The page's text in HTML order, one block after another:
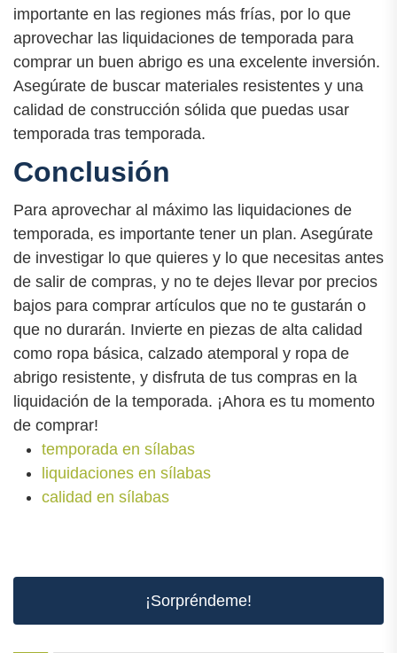
importante en las regiones más frías, por lo que
aprovechar las liquidaciones de temporada para
comprar un buen abrigo es una excelente inversión.
Asegúrate de buscar materiales resistentes y una
calidad de construcción sólida que puedas usar
temporada tras temporada.
Conclusión
Para aprovechar al máximo las liquidaciones de
temporada, es importante tener un plan. Asegúrate
de investigar lo que quieres y lo que necesitas antes
de salir de compras, y no te dejes llevar por precios
bajos para comprar artículos que no te gustarán o
que no durarán. Invierte en piezas de alta calidad
como ropa básica, calzado atemporal y ropa de
abrigo resistente, y disfruta de tus compras en la
liquidación de la temporada. ¡Ahora es tu momento
de comprar!
temporada en sílabas
liquidaciones en sílabas
calidad en sílabas
¡Sorpréndeme!